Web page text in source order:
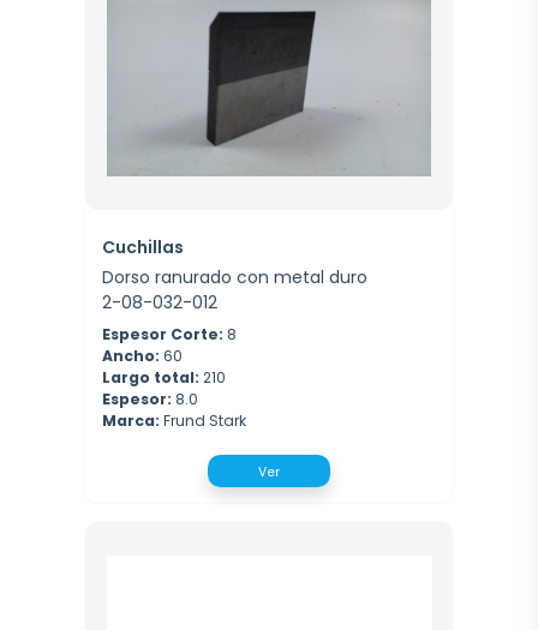
Cuchillas
Dorso ranurado con metal duro
2-08-032-012
Espesor Corte: 8
Ancho: 60
Largo total: 210
Espesor: 8.0
Marca: Frund Stark
Ver